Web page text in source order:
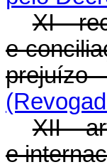
XI -
e
prejuízo
XII -
e